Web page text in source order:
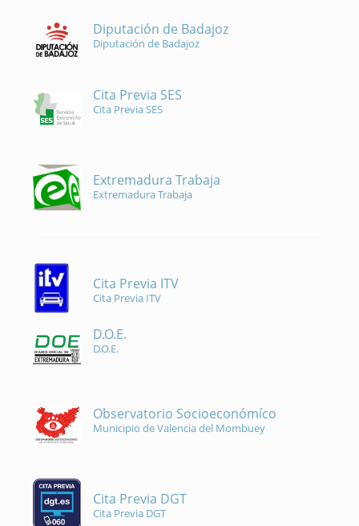
Diputación de Badajoz
Diputación de Badajoz
Cita Previa SES
Cita Previa SES
Extremadura Trabaja
Extremadura Trabaja
Cita Previa ITV
Cita Previa ITV
D.O.E.
D.O.E.
Observatorio Socioeconómíco
Municipio de Valencia del Mombuey
Cita Previa DGT
Cita Previa DGT